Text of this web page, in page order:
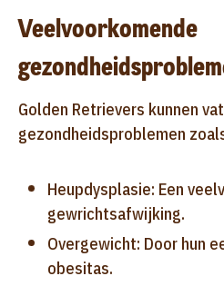
Veelvoorkomende
Golden Retrievers kunnen
gezondheidsproblemen
Heupdysplasie: Een
gewrichtsafwijking.
Overgewicht: Door hun
obesitas.